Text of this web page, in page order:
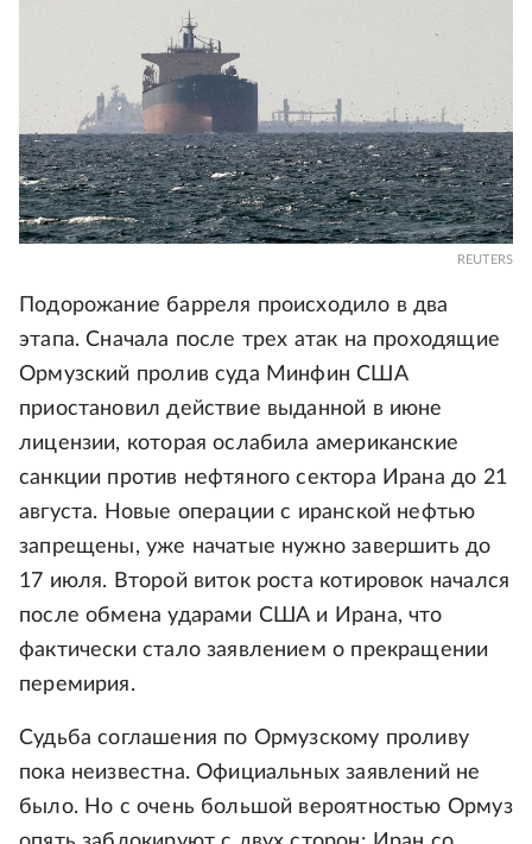
REUTERS
Подорожание барреля происходило в два
этапа. Сначала после трех атак на проходящие
Ормузский пролив суда Минфин США
приостановил действие выданной в июне
лицензии, которая ослабила американские
санкции против нефтяного сектора Ирана до 21
августа. Новые операции с иранской нефтью
запрещены, уже начатые нужно завершить до
17 июля. Второй виток роста котировок начался
после обмена ударами США и Ирана, что
фактически стало заявлением о прекращении
перемирия.
Судьба соглашения по Ормузскому проливу
пока неизвестна. Официальных заявлений не
было. Но с очень большой вероятностью Ормуз